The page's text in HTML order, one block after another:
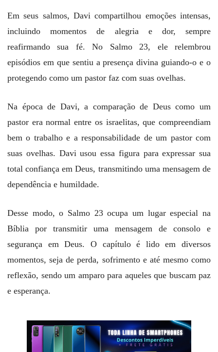
Em seus salmos, Davi compartilhou emoções intensas,
incluindo momentos de alegria e dor, sempre
reafirmando sua fé. No Salmo 23, ele relembrou
episódios em que sentiu a presença divina guiando-o e o
protegendo como um pastor faz com suas ovelhas.
Na época de Davi, a comparação de Deus como um
pastor era normal entre os israelitas, que compreendiam
bem o trabalho e a responsabilidade de um pastor com
suas ovelhas. Davi usou essa figura para expressar sua
total confiança em Deus, transmitindo uma mensagem de
dependência e humildade.
Desse modo, o Salmo 23 ocupa um lugar especial na
Bíblia por transmitir uma mensagem de consolo e
segurança em Deus. O capítulo é lido em diversos
momentos, seja de perda, sofrimento e até mesmo como
reflexão, sendo um amparo para aqueles que buscam paz
e esperança.